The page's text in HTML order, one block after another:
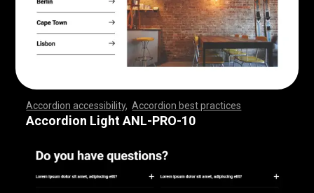
Accordion accessibility ,Accordion best practices
,,,,,,,,,,,,,,,,,,,,,,,, ,,,,,,,,,,,,,,,,,,,,,,,,,,,
,,,,,,,,,,,,,,,,,,,,,,,, ,,
Accordion Light ANL-PRO-10